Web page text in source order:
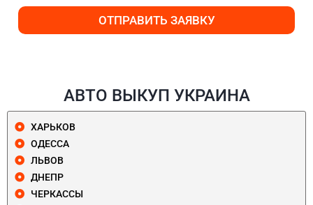
ОТПРАВИТЬ ЗАЯВКУ
АВТО ВЫКУП УКРАИНА
ХАРЬКОВ
ОДЕССА
ЛЬВОВ
ДНЕПР
ЧЕРКАССЫ